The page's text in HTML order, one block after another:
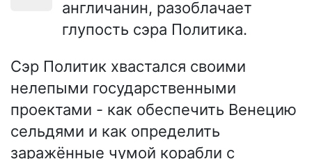
англичанин, разоблачает
глупость сэра Политика.
Сэр Политик хвастался своими
нелепыми государственными
проектами - как обеспечить Венецию
сельдями и как определить
заражённые чумой корабли с